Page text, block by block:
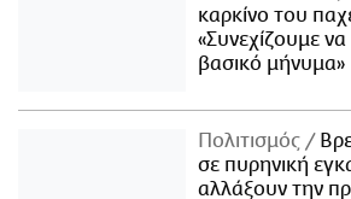
καρκίνο του
«Συνεχίζουμε
βασικό μήνυμα»
Πολιτισμός
σε πυρηνική
αλλάξουν την